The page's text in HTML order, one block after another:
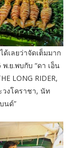
เลยว่าจัดเต็มมาก
.ย.พบกับ “ดา เอ็น
LONG RIDER,
วงโคราชา, นัท
นด์”